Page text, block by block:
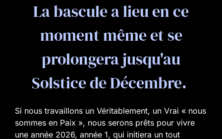
La bascule a lieu en ce
moment même et se
prolongera jusqu'au
Solstice de Décembre.
Si nous travaillons un Véritablement, un Vrai « nous
sommes en Paix », nous serons prêts pour vivre
une année 2026, année 1, qui initiera un tout